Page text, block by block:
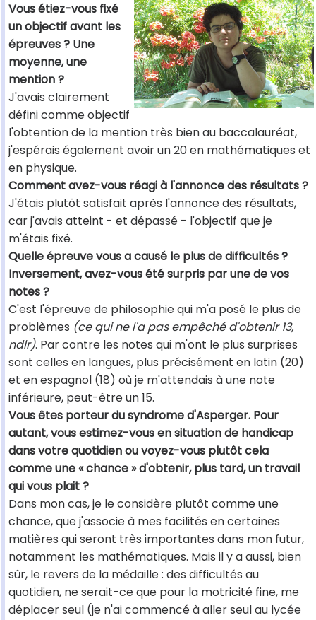
Vous étiez-vous fixé
un objectif avant les
épreuves ? Une
moyenne, une
mention ?
J'avais clairement
défini comme objectif
l'obtention de la mention très bien au baccalauréat,
j'espérais également avoir un 20 en mathématiques et
en physique.
Comment avez-vous réagi à l'annonce des résultats ?
J'étais plutôt satisfait après l'annonce des résultats,
car j'avais atteint - et dépassé - l'objectif que je
m'étais fixé.
Quelle épreuve vous a causé le plus de difficultés ?
Inversement, avez-vous été surpris par une de vos
notes ?
C'est l'épreuve de philosophie qui m'a posé le plus de
problèmes (ce qui ne l'a pas empêché d'obtenir 13,
ndlr). Par contre les notes qui m'ont le plus surprises
sont celles en langues, plus précisément en latin (20)
et en espagnol (18) où je m'attendais à une note
inférieure, peut-être un 15.
Vous êtes porteur du syndrome d'Asperger. Pour
autant, vous estimez-vous en situation de handicap
dans votre quotidien ou voyez-vous plutôt cela
comme une « chance » d'obtenir, plus tard, un travail
qui vous plait ?
Dans mon cas, je le considère plutôt comme une
chance, que j'associe à mes facilités en certaines
matières qui seront très importantes dans mon futur,
notamment les mathématiques. Mais il y a aussi, bien
sûr, le revers de la médaille : des difficultés au
quotidien, ne serait-ce que pour la motricité fine, me
déplacer seul (je n'ai commencé à aller seul au lycée